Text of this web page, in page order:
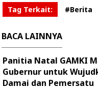
Tag Terkait: #Berita
BACA LAINNYA
Panitia Natal GAMKI
Gubernur untuk
Damai dan Pemersatu